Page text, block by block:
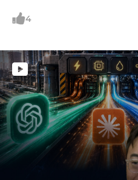
티어 AI 기업들이 반드시 거쳐 갈 수
환경을 구축할 수 있다는 겁니다.
4